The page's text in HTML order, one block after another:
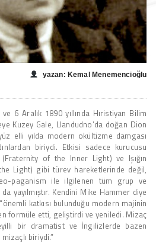
yazan: Kemal Menemencioğlu
6 Aralık 1890 yıllında Hıristiyan Bilim
Kuzey Gale, Llandudno’da doğan Dion
elli yılda modern okültizme damgası
biriydi. Etkisi sadece kurucusu
of the Inner Light) ve Işığın
Light) gibi türev hareketlerinde değil,
paganism ile ilgilenen tüm grup ve
yayılmıştır. Kendini Mike Hammer diye
katkısı bulunduğu modern majinin
formüle etti, geliştirdi ve yeniledi. Mizaç
bir dramatist ve İngilizlerde bazen
biriydi.”